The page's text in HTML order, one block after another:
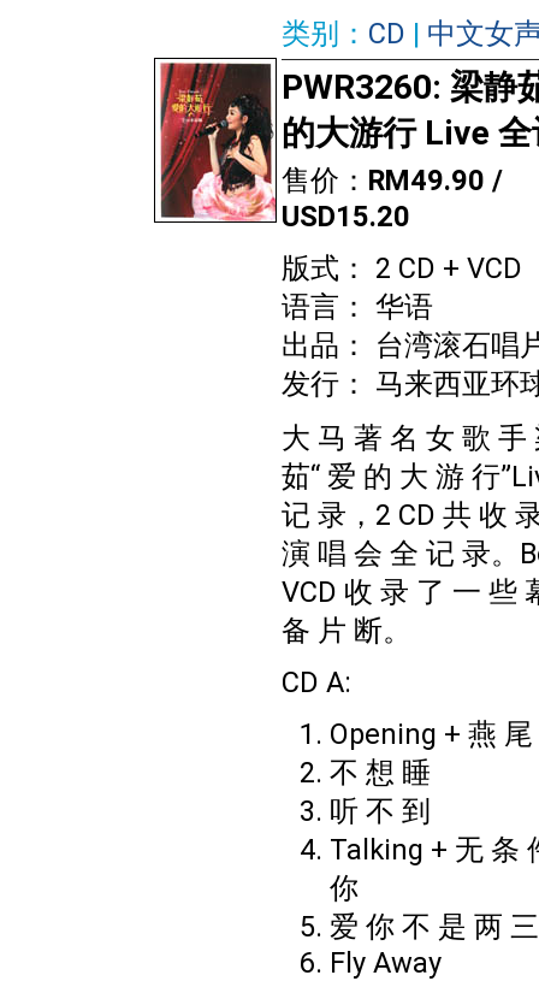
类别： CD | 中文女
PWR3260: 梁静
的大游行 Live
售价： RM49.90 /
USD15.20
版式： 2 CD + VCD
语言： 华语
出品： 台湾滚石唱
发行： 马来西亚环
大 马 著 名 女 歌 手
茹“ 爱 的 大 游 行
记 录，2 CD 共 收
演 唱 会 全 记 录。
VCD 收 录 了 一 些
备 片 断。
CD A:
Opening + 燕
不 想 睡
听 不 到
Talking + 无 条
你
爱 你 不 是 两
Fly Away